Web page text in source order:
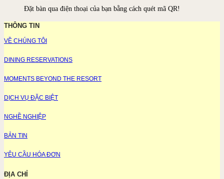
Đặt bàn qua điện thoại của bạn bằng cách quét mã QR!
THÔNG TIN
VỀ CHÚNG TÔI
DINING RESERVATIONS
MOMENTS BEYOND THE RESORT
DỊCH VỤ ĐẶC BIỆT
NGHỀ NGHIỆP
BẢN TIN
YÊU CẦU HÓA ĐƠN
ĐỊA CHỈ